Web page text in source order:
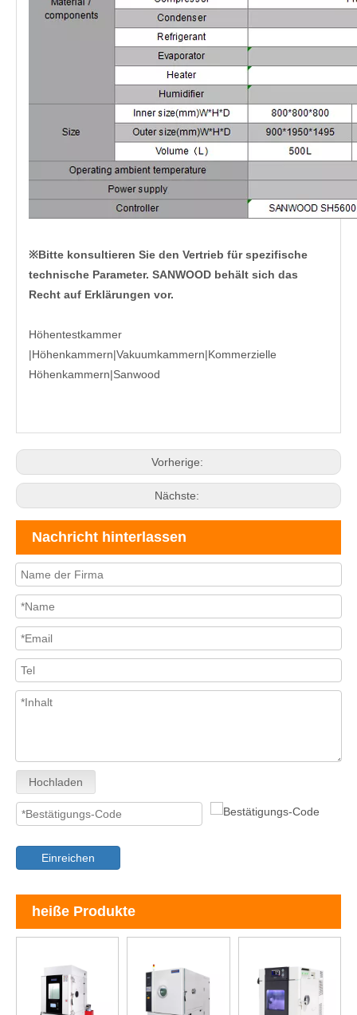
※Bitte konsultieren Sie den Vertrieb für spezifische
technische Parameter. SANWOOD behält sich das
Recht auf Erklärungen vor.
Höhentestkammer
|Höhenkammern|Vakuumkammern|Kommerzielle
Höhenkammern|Sanwood
Vorherige:
Nächste:
Nachricht hinterlassen
Hochladen
Einreichen
heiße Produkte